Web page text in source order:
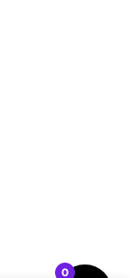
0